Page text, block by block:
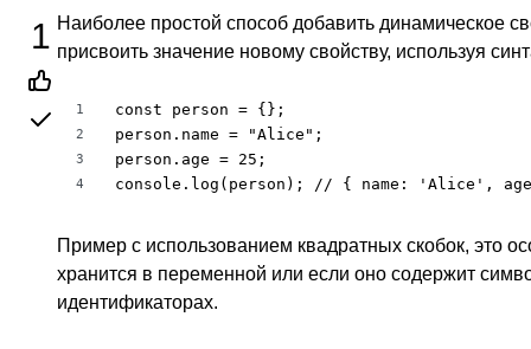
1 Наиболее простой способ добавить динамическое
присвоить значение новому свойству, используя
1
2
3
4
const person = {};
person.name = "Alice";
person.age = 25;
console.log(person); // { name: 'Alice',
Пример с использованием квадратных скобок, это
хранится в переменной или если оно содержит
идентификаторах.